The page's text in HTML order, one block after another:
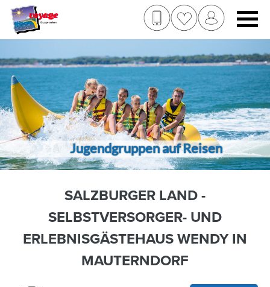
Jugendgruppen auf Reisen
SALZBURGER LAND -
SELBSTVERSORGER- UND
ERLEBNISGÄSTEHAUS WENDY IN
MAUTERNDORF